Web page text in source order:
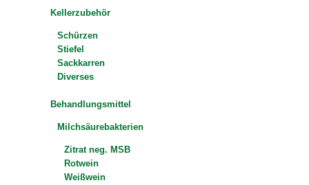
Kellerzubehör
Schürzen
Stiefel
Sackkarren
Diverses
Behandlungsmittel
Milchsäurebakterien
Zitrat neg. MSB
Rotwein
Weißwein